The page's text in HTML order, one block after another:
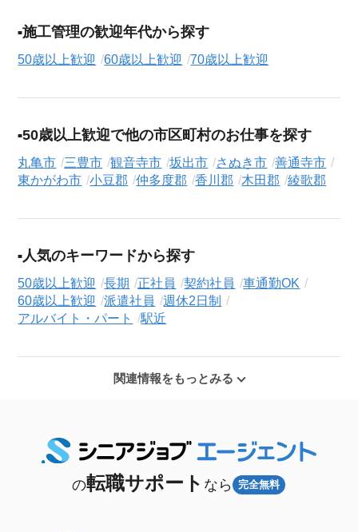
施工管理の歓迎年代から探す
50歳以上歓迎 60歳以上歓迎 70歳以上歓迎
50歳以上歓迎で他の市区町村のお仕事を探す
丸亀市 三豊市 観音寺市 坂出市 さぬき市
善通寺市
東かがわ市
小豆郡 仲多度郡 香川郡 木田郡 綾歌郡
人気のキーワードから探す
50歳以上歓迎 長期 正社員 契約社員
車通勤OK
60歳以上歓迎
派遣社員
週休2日制
アルバイト・パート
駅近
関連情報をもっとみる
の転職サポート なら 完全無料